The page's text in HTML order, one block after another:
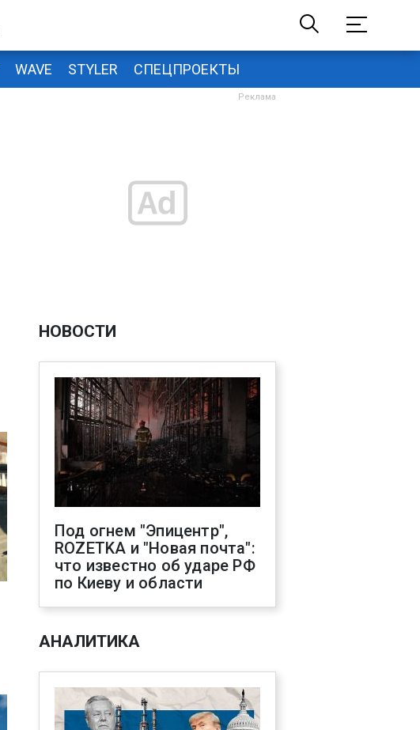
WAVE STYLER СПЕЦПРОЕКТЫ
НОВОСТИ
Под огнем "Эпицентр",
ROZETKA и "Новая почта":
что известно об ударе РФ
по Киеву и области
АНАЛИТИКА